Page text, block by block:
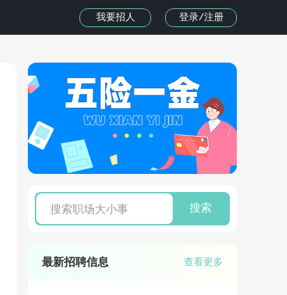
我要招人 登录/注册
搜索
最新招聘信息 查看更多